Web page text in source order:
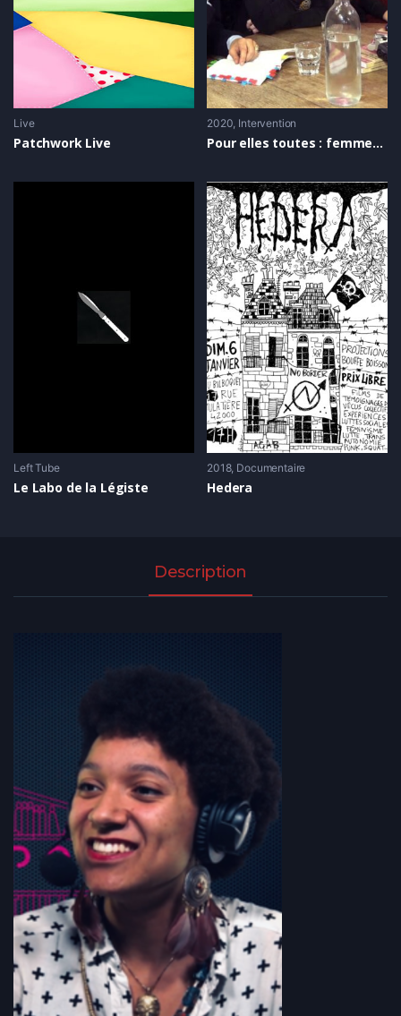
Live
Patchwork Live
2020 Intervention
Pour elles toutes : femmes contre la prison, entretien avec Gwenola Ricordeau
Left Tube
Le Labo de la Légiste
2018 Documentaire
Hedera
Description